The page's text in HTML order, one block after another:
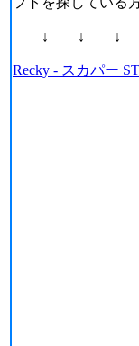
↓ ↓ ↓
Recky - スカパー